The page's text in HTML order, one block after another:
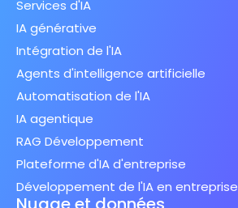
Services d'IA
IA générative
Intégration de l'IA
Agents d'intelligence artificielle
Automatisation de l'IA
IA agentique
RAG Développement
Plateforme d'IA d'entreprise
Développement de l'IA en entreprise